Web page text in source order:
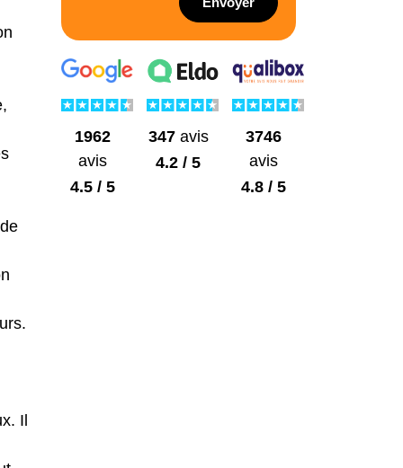
Il
1962
avis
4.5 / 5
347avis
4.2 / 5
3746
avis
4.8 / 5